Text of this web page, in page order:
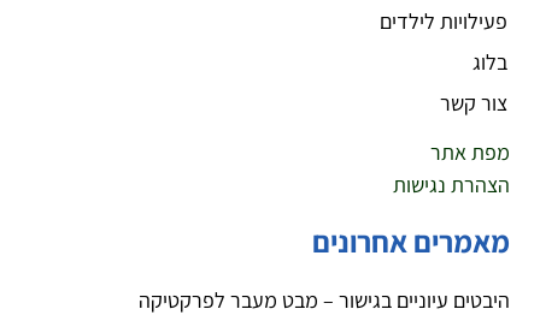
פעילויות לילדים
בלוג
צור קשר
מפת אתר
הצהרת נגישות
מאמרים אחרונים
היבטים עיוניים בגישור – מבט מעבר לפרקטיקה